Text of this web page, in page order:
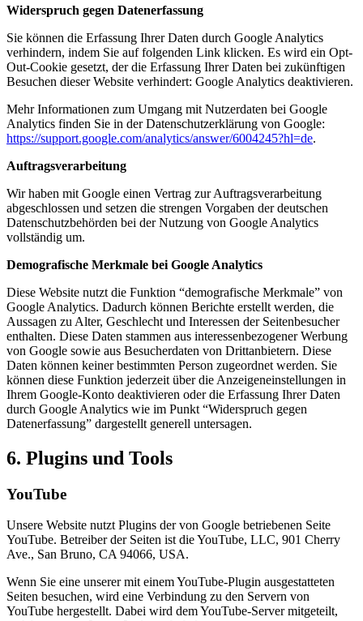
Widerspruch gegen Datenerfassung
Sie können die Erfassung Ihrer Daten durch Google Analytics
verhindern, indem Sie auf folgenden Link klicken. Es wird ein Opt-
Out-Cookie gesetzt, der die Erfassung Ihrer Daten bei zukünftigen
Besuchen dieser Website verhindert: Google Analytics deaktivieren.
Mehr Informationen zum Umgang mit Nutzerdaten bei Google
Analytics finden Sie in der Datenschutzerklärung von Google:
https://support.google.com/analytics/answer/6004245?hl=de.
Auftragsverarbeitung
Wir haben mit Google einen Vertrag zur Auftragsverarbeitung
abgeschlossen und setzen die strengen Vorgaben der deutschen
Datenschutzbehörden bei der Nutzung von Google Analytics
vollständig um.
Demografische Merkmale bei Google Analytics
Diese Website nutzt die Funktion “demografische Merkmale” von
Google Analytics. Dadurch können Berichte erstellt werden, die
Aussagen zu Alter, Geschlecht und Interessen der Seitenbesucher
enthalten. Diese Daten stammen aus interessenbezogener Werbung
von Google sowie aus Besucherdaten von Drittanbietern. Diese
Daten können keiner bestimmten Person zugeordnet werden. Sie
können diese Funktion jederzeit über die Anzeigeneinstellungen in
Ihrem Google-Konto deaktivieren oder die Erfassung Ihrer Daten
durch Google Analytics wie im Punkt “Widerspruch gegen
Datenerfassung” dargestellt generell untersagen.
6. Plugins und Tools
YouTube
Unsere Website nutzt Plugins der von Google betriebenen Seite
YouTube. Betreiber der Seiten ist die YouTube, LLC, 901 Cherry
Ave., San Bruno, CA 94066, USA.
Wenn Sie eine unserer mit einem YouTube-Plugin ausgestatteten
Seiten besuchen, wird eine Verbindung zu den Servern von
YouTube hergestellt. Dabei wird dem YouTube-Server mitgeteilt,